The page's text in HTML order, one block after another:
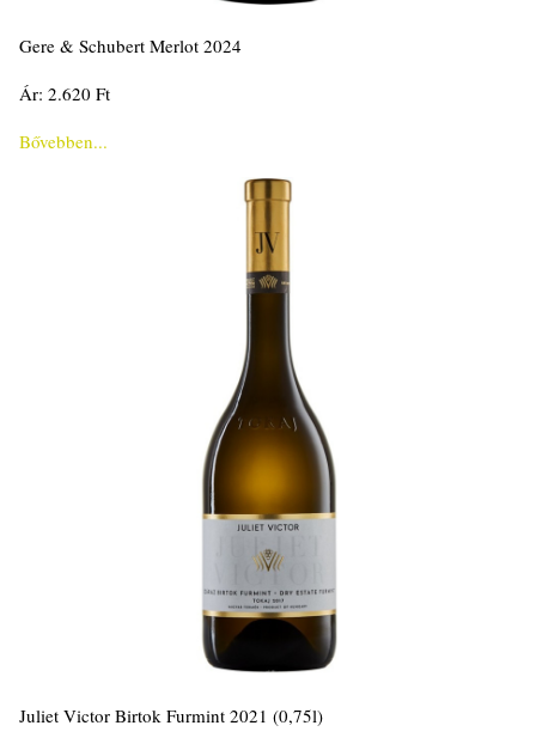
Gere & Schubert Merlot 2024
Ár: 2.620 Ft
Bővebben...
Juliet Victor Birtok Furmint 2021 (0,75l)